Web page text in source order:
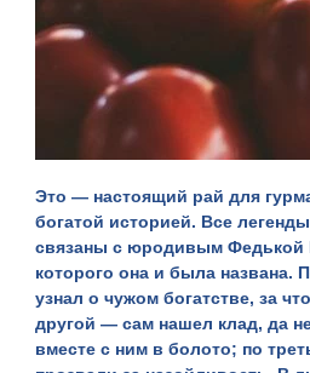
Это — настоящий рай для
богатой историей. Все
связаны с юродивым Федькой
которого она и была названа.
узнал о чужом богатстве, за
другой — сам нашел клад, да
вместе с ним в болото; по